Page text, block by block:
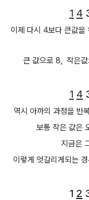
1 4
이제 다시 4보다 큰값을
큰 값으로 8, 작은값
1 4
역시 아까의 과정을 반
보통 작은 값은
지금은
이렇게 엇갈리게되는
1 2